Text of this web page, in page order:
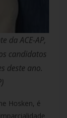
da ACE-AP,
candidatos
deste ano.
Hosken, é